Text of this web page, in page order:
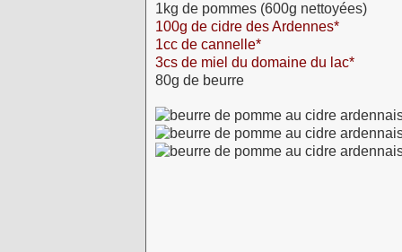
1kg de pommes (600g nettoyées)
100g de cidre des Ardennes*
1cc de cannelle*
3cs de miel du domaine du lac*
80g de beurre